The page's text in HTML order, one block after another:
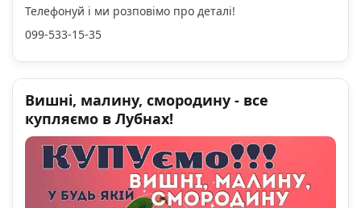
Телефонуй і ми розповімо про деталі!
099-533-15-35
Вишні, малину, смородину - все
купляємо в Лубнах!